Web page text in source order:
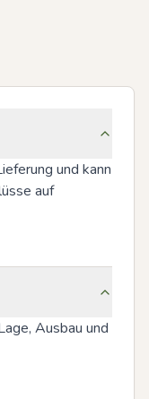
und kann
auf
Ausbau und